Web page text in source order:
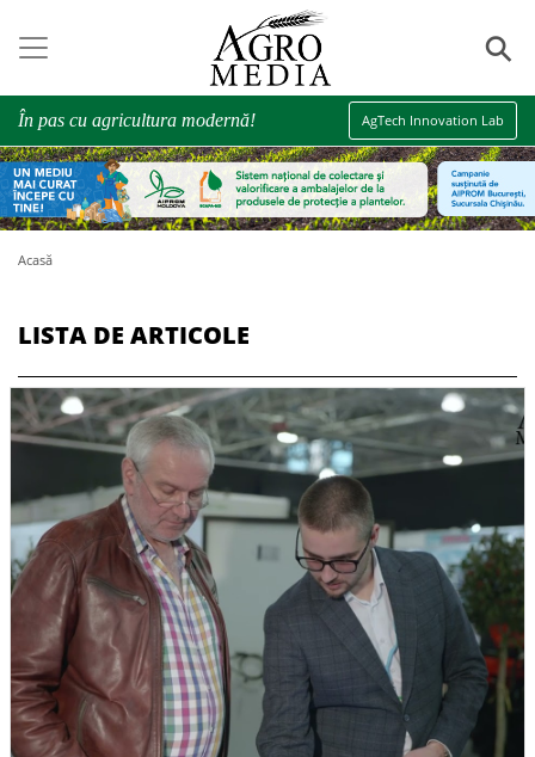
⚲
În pas cu agricultura modernă! AgTech Innovation Lab
Acasă
LISTA DE ARTICOLE